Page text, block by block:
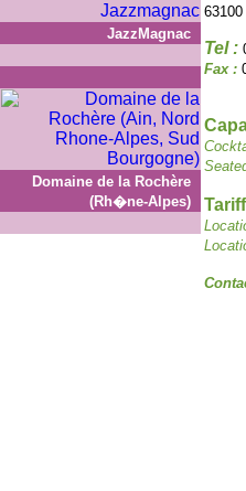
JazzMagnac
Domaine de la Rochère
(Rh�ne-Alpes)
Tel :
Fax :